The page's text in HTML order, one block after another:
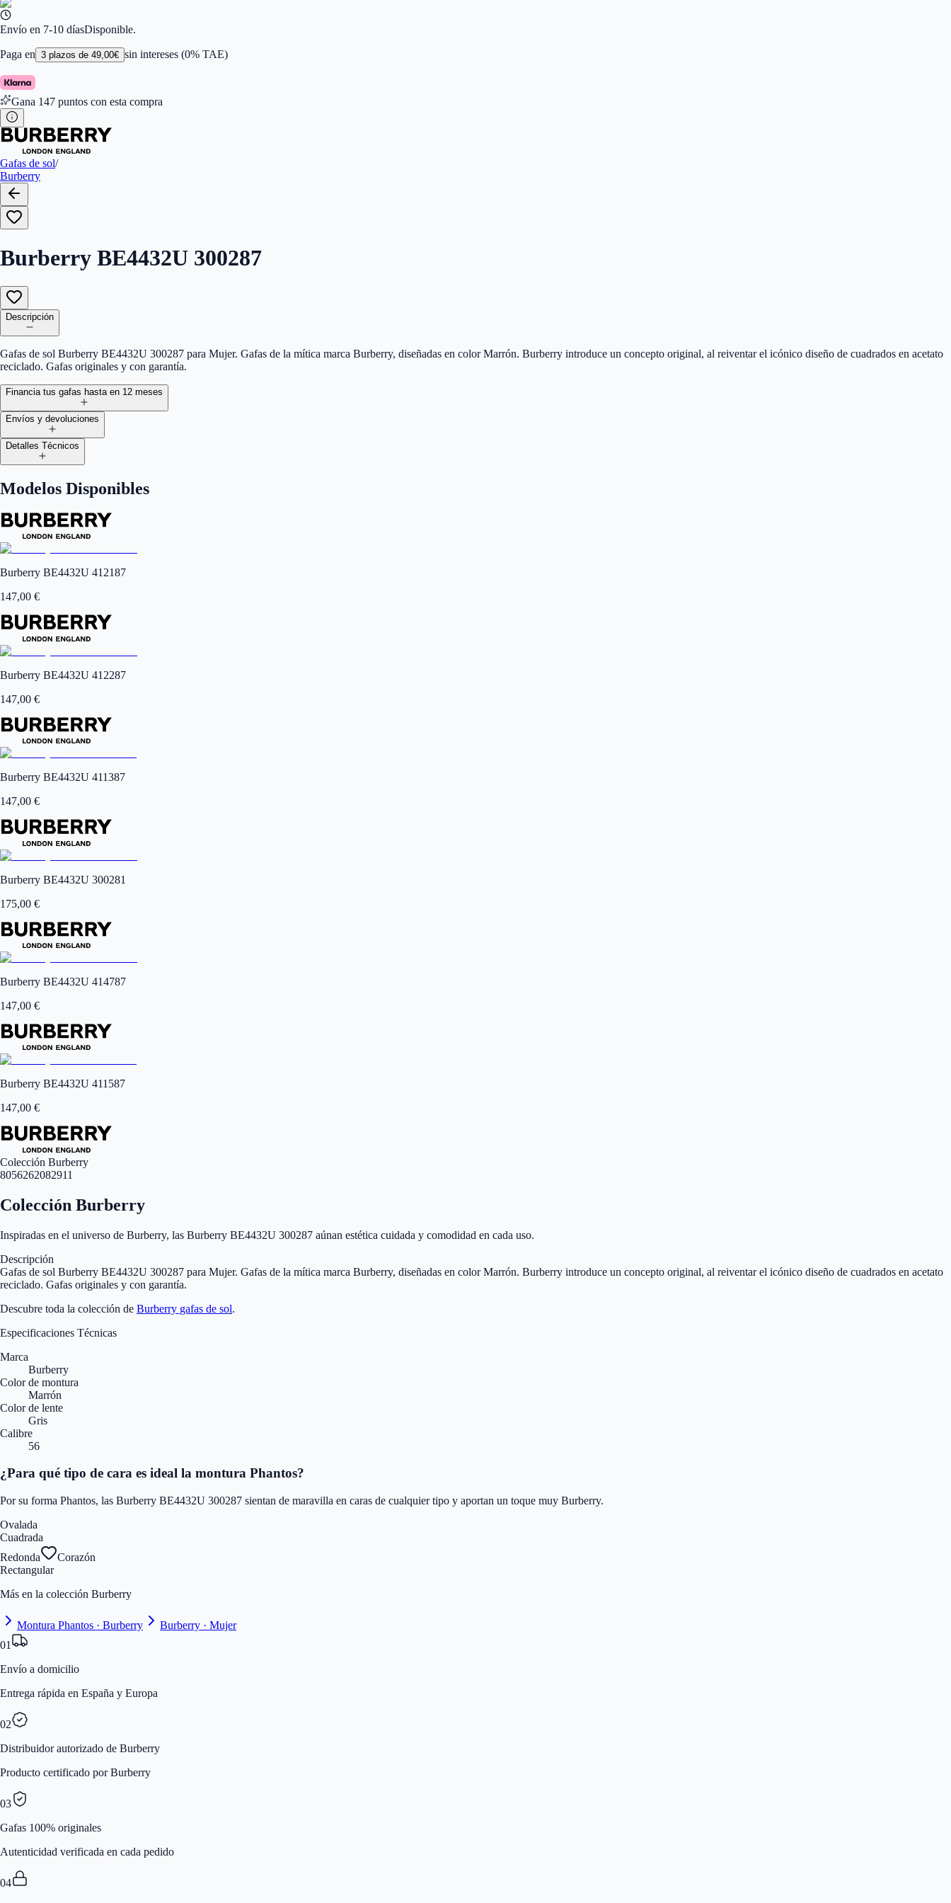
Color de Lentes:Gris
Forma:Phantos
Género:Mujer
Largo de la Varilla (mm)
Marca
Tipo de Cristales: Normales
Envío en 7-10 díasDisponible.
Paga en 3 plazos de 49,00€ sin intereses (0% TAE)
Gana 147 puntos con esta compra
Gafas de sol/
Burberry
Burberry BE4432U 300287
Descripción
Gafas de sol Burberry BE4432U 300287 para Mujer. Gafas de la mítica marca Burberry, diseñadas en color Marrón. Burberry introduce un concepto original, al reiventar el icónico diseño de cuadrados en acetato
reciclado. Gafas originales y con garantía.
Financia tus gafas hasta en 12 meses
Envíos y devoluciones
Detalles Técnicos
Modelos Disponibles
Burberry BE4432U 412187
147,00 €
Burberry BE4432U 412287
147,00 €
Burberry BE4432U 411387
147,00 €
Burberry BE4432U 300281
175,00 €
Burberry BE4432U 414787
147,00 €
Burberry BE4432U 411587
147,00 €
Colección Burberry
8056262082911
Colección Burberry
Inspiradas en el universo de Burberry, las Burberry BE4432U 300287 aúnan estética cuidada y comodidad en cada uso.
Descripción
Gafas de sol Burberry BE4432U 300287 para Mujer. Gafas de la mítica marca Burberry, diseñadas en color Marrón. Burberry introduce un concepto original, al reiventar el icónico diseño de cuadrados en acetato
reciclado. Gafas originales y con garantía.
Descubre toda la colección de Burberry gafas de sol.
Especificaciones Técnicas
Marca
Burberry
Color de montura
Marrón
Color de lente
Gris
Calibre
56
¿Para qué tipo de cara es ideal la montura Phantos?
Por su forma Phantos, las Burberry BE4432U 300287 sientan de maravilla en caras de cualquier tipo y aportan un toque muy Burberry.
Ovalada
Cuadrada
Redonda
Corazón
Rectangular
Más en la colección Burberry
Montura Phantos · Burberry
Burberry · Mujer
01
Envío a domicilio
Entrega rápida en España y Europa
02
Distribuidor autorizado de Burberry
Producto certificado por Burberry
03
Gafas 100% originales
Autenticidad verificada en cada pedido
04